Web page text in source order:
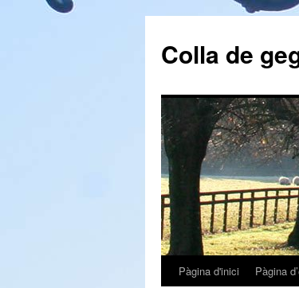
Colla de
VésPàgina d'inici Pàgina